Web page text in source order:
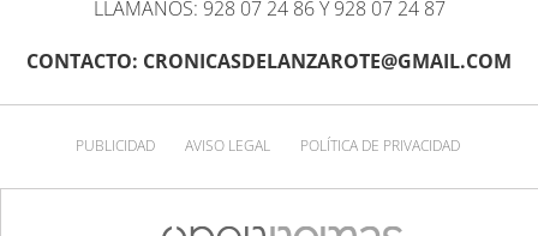
LLÁMANOS: 928 07 24 86 Y 928 07 24 87
CONTACTO: CRONICASDELANZAROTE@GMAIL.COM
PUBLICIDAD AVISO LEGAL POLÍTICA DE PRIVACIDAD